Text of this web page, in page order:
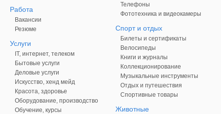
Работа
Вакансии
Резюме
Услуги
IT, интернет, телеком
Бытовые услуги
Деловые услуги
Искусство, хенд мейд
Красота, здоровье
Оборудование, производство
Обучение, курсы
Телефоны
Фототехника и видеокамеры
Спорт и отдых
Билеты и сертификаты
Велосипеды
Книги и журналы
Коллекционирование
Музыкальные инструменты
Отдых и путешествия
Спортивные товары
Животные